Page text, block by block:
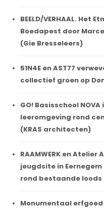
BEELD/VERHAAL. Het
Boedapest door
(Gie Bresseleers)
51N4E en AST77
collectief groen op
GO! Basisschool
leeromgeving rond
(KRAS architecten)
RAAMWERK en
jeugdsite in
rond bestaande loods
Monumentaal